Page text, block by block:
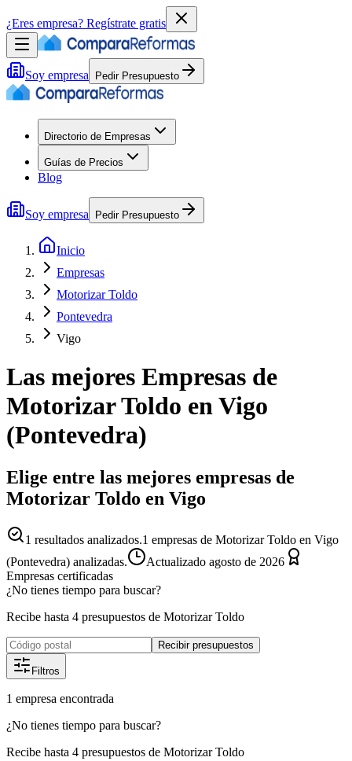
¿Eres empresa? Regístrate gratis
Soy empresa Pedir Presupuesto
Directorio de Empresas
Guías de Precios
Blog
Soy empresa Pedir Presupuesto
Inicio
Empresas
Motorizar Toldo
Pontevedra
Vigo
Las mejores Empresas de
Motorizar Toldo enVigo
(Pontevedra)
Elige entre las mejores empresas de
Motorizar Toldo en Vigo
1 resultados analizados.1 empresas de Motorizar Toldo en Vigo
(Pontevedra) analizadas.
Actualizado agosto de 2026
Empresas certificadas
¿No tienes tiempo para buscar?
Recibe hasta 4 presupuestos de Motorizar Toldo
Recibir presupuestos
Filtros
1 empresa encontrada
¿No tienes tiempo para buscar?
Recibe hasta 4 presupuestos de Motorizar Toldo